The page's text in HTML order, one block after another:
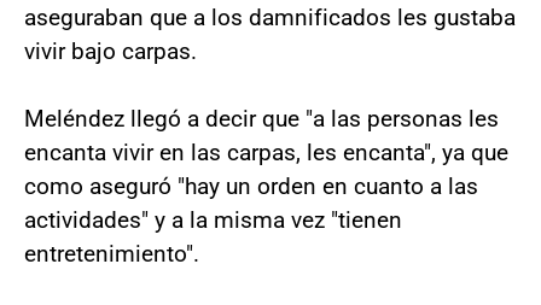
aseguraban que a los damnificados les gustaba
vivir bajo carpas.
Meléndez llegó a decir que "a las personas les
encanta vivir en las carpas, les encanta", ya que
como aseguró "hay un orden en cuanto a las
actividades" y a la misma vez "tienen
entretenimiento".